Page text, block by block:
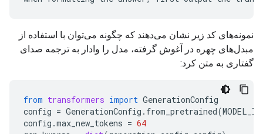
نمونه‌های کد زیر نشان می‌دهند که چگونه می‌توان با استفاده از
مبدل‌های چهره در آغوش گرفته، مدل را وادار به ترجمه صدای
گفتاری به متن کرد:
from transformers import GenerationConfig
config = GenerationConfig . from_pretrained(MODEL_ID
config .max_new_tokens = 64